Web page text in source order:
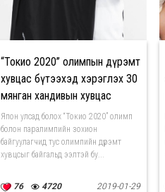
“Токио 2020” олимпын дүрэмт
хувцас бүтээхэд хэрэглэх 30
мянган хандивын хувцас
цуглаад байна
Япон улсад болох “Токио 2020” олимп
болон паралимпийн зохион
байгуулагчид тус олимпийн дүрэмт
хувцсыг байгальд ээлтэй бу...
76 4720 2019-01-29